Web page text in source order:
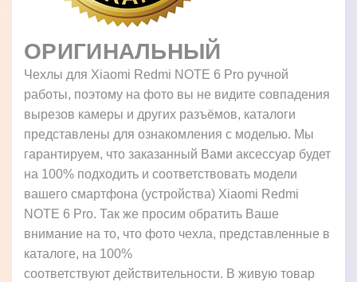
ОРИГИНАЛЬНЫЙ
Чехлы для Xiaomi Redmi NOTE 6 Pro ручной
работы, поэтому на фото вы не видите совпадения
вырезов камеры и других разъёмов, каталоги
представлены для ознакомления с моделью. Мы
гарантируем, что заказанный Вами аксессуар будет
на 100% подходить и соответствовать модели
вашего смартфона (устройства) Xiaomi Redmi
NOTE 6 Pro. Так же просим обратить Ваше
внимание на то, что фото чехла, представленные в
каталоге, на 100%
соответствуют действительности. В живую товар